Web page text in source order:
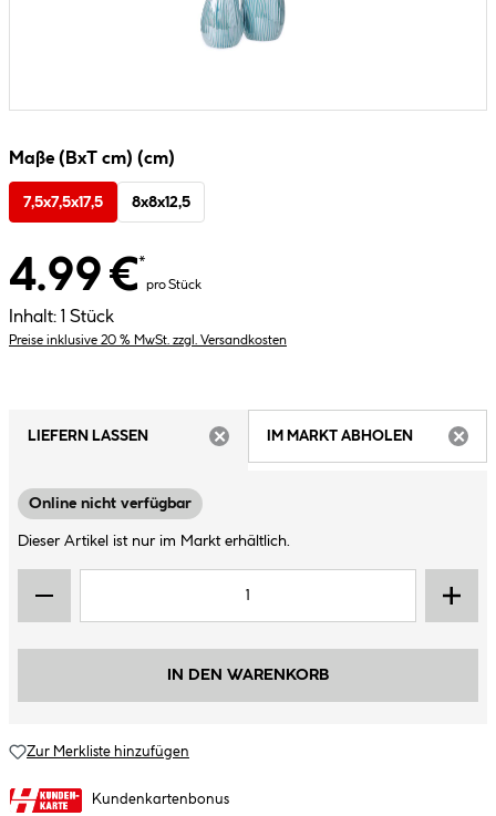
Maße (BxT cm) (cm)
7,5x7,5x17,5 8x8x12,5
4.99 €*
pro Stück
Inhalt: 1 Stück
Preise inklusive 20 % MwSt. zzgl. Versandkosten
LIEFERN LASSEN
IM MARKT ABHOLEN
Online nicht verfügbar
Dieser Artikel ist nur im Markt erhältlich.
IN DEN WARENKORB
Zur Merkliste hinzufügen
Kundenkartenbonus